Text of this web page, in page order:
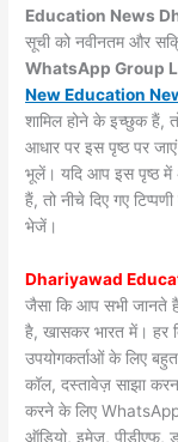
Education News
सूची को नवीनतम और
WhatsApp Group
New Education
शामिल होने के इच्छुक हैं,
आधार पर इस पृष्ठ पर
भूलें। यदि आप इस पृष्ठ
हैं, तो नीचे दिए गए
भेजें।
Dhariyawad
जैसा कि आप सभी जानते
है, खासकर भारत में। हर
उपयोगकर्ताओं के लिए
कॉल, दस्तावेज़ साझा
करने के लिए
ऑडियो, इमेज, पीडीएफ,